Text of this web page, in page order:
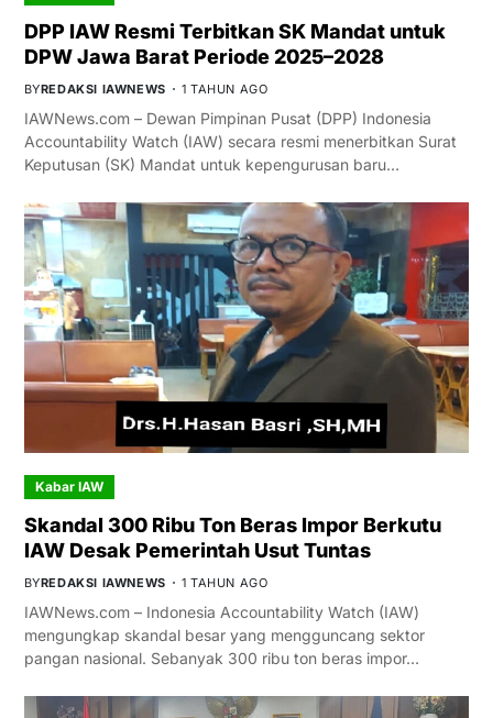
DPP IAW Resmi Terbitkan SK Mandat untuk
DPW Jawa Barat Periode 2025–2028
BYREDAKSI IAWNEWS 1 TAHUN AGO
IAWNews.com – Dewan Pimpinan Pusat (DPP) Indonesia
Accountability Watch (IAW) secara resmi menerbitkan Surat
Keputusan (SK) Mandat untuk kepengurusan baru…
Kabar IAW
Skandal 300 Ribu Ton Beras Impor Berkutu
IAW Desak Pemerintah Usut Tuntas
BYREDAKSI IAWNEWS 1 TAHUN AGO
IAWNews.com – Indonesia Accountability Watch (IAW)
mengungkap skandal besar yang mengguncang sektor
pangan nasional. Sebanyak 300 ribu ton beras impor…